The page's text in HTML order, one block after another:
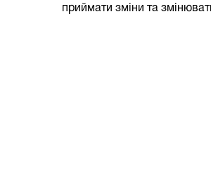
приймати зміни та